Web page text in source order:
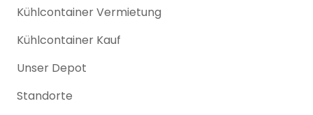
Kühlcontainer Vermietung
Kühlcontainer Kauf
Unser Depot
Standorte